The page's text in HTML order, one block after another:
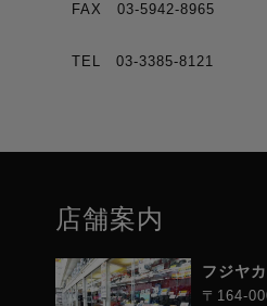
FAX 03-5942-8965
TEL 03-3385-8121
店舗案内
フジヤ
〒164-